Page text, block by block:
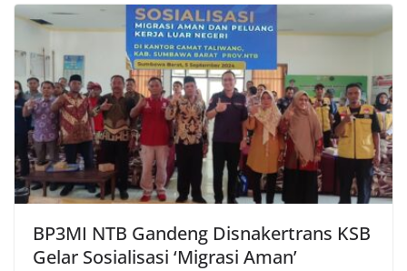
BP3MI NTB Gandeng Disnakertrans KSB
Gelar Sosialisasi ‘Migrasi Aman’